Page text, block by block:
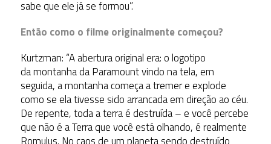
sabe que ele já se formou”.
Então como o filme originalmente começou?
Kurtzman: “A abertura original era: o logotipo
da montanha da Paramount vindo na tela, em
seguida, a montanha começa a tremer e explode
como se ela tivesse sido arrancada em direção ao céu.
De repente, toda a terra é destruída – e você percebe
que não é a Terra que você está olhando, é realmente
Romulus. No caos de um planeta sendo destruído